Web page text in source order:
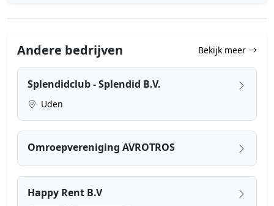
Andere bedrijven Bekijk meer
Splendidclub - Splendid B.V.
Uden
Omroepvereniging AVROTROS
Happy Rent B.V